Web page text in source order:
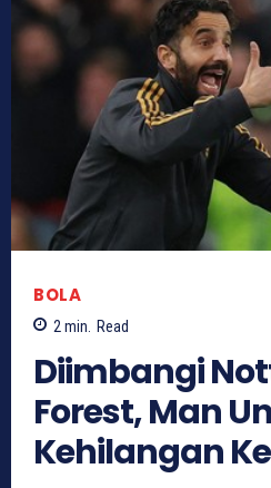
BOLA
2min. Read
Diimbangi
Forest, Man
Kehilangan